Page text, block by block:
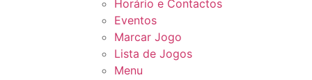
Horário e Contactos
Eventos
Marcar Jogo
Lista de Jogos
Menu